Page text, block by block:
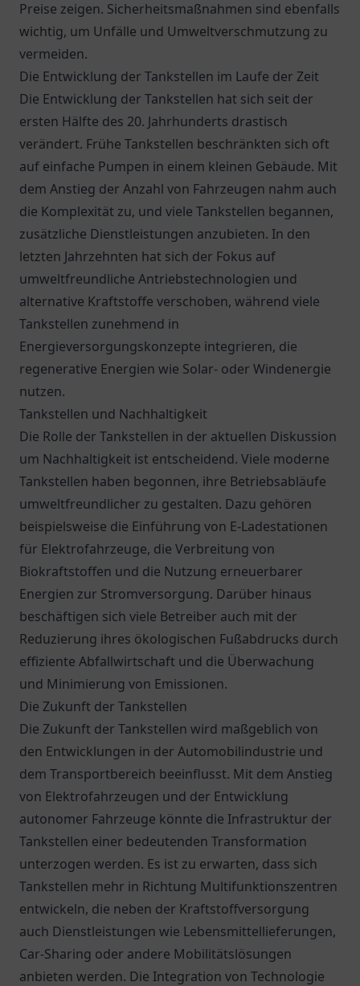
Preise zeigen. Sicherheitsmaßnahmen sind ebenfalls
wichtig, um Unfälle und Umweltverschmutzung zu
vermeiden.
Die Entwicklung der Tankstellen im Laufe der Zeit
Die Entwicklung der Tankstellen hat sich seit der
ersten Hälfte des 20. Jahrhunderts drastisch
verändert. Frühe Tankstellen beschränkten sich oft
auf einfache Pumpen in einem kleinen Gebäude. Mit
dem Anstieg der Anzahl von Fahrzeugen nahm auch
die Komplexität zu, und viele Tankstellen begannen,
zusätzliche Dienstleistungen anzubieten. In den
letzten Jahrzehnten hat sich der Fokus auf
umweltfreundliche Antriebstechnologien und
alternative Kraftstoffe verschoben, während viele
Tankstellen zunehmend in
Energieversorgungskonzepte integrieren, die
regenerative Energien wie Solar- oder Windenergie
nutzen.
Tankstellen und Nachhaltigkeit
Die Rolle der Tankstellen in der aktuellen Diskussion
um Nachhaltigkeit ist entscheidend. Viele moderne
Tankstellen haben begonnen, ihre Betriebsabläufe
umweltfreundlicher zu gestalten. Dazu gehören
beispielsweise die Einführung von E-Ladestationen
für Elektrofahrzeuge, die Verbreitung von
Biokraftstoffen und die Nutzung erneuerbarer
Energien zur Stromversorgung. Darüber hinaus
beschäftigen sich viele Betreiber auch mit der
Reduzierung ihres ökologischen Fußabdrucks durch
effiziente Abfallwirtschaft und die Überwachung
und Minimierung von Emissionen.
Die Zukunft der Tankstellen
Die Zukunft der Tankstellen wird maßgeblich von
den Entwicklungen in der Automobilindustrie und
dem Transportbereich beeinflusst. Mit dem Anstieg
von Elektrofahrzeugen und der Entwicklung
autonomer Fahrzeuge könnte die Infrastruktur der
Tankstellen einer bedeutenden Transformation
unterzogen werden. Es ist zu erwarten, dass sich
Tankstellen mehr in Richtung Multifunktionszentren
entwickeln, die neben der Kraftstoffversorgung
auch Dienstleistungen wie Lebensmittellieferungen,
Car-Sharing oder andere Mobilitätslösungen
anbieten werden. Die Integration von Technologie